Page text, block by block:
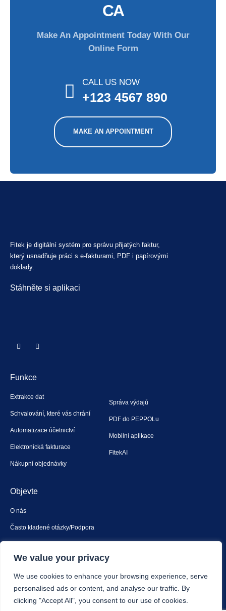
We value your privacy
We use cookies to enhance your browsing experience, serve
personalised ads or content, and analyse our traffic. By
clicking "Accept All", you consent to our use of cookies.
CA
Make An Appointment Today With Our
Online Form
CALL US NOW
+123 4567 890
MAKE AN APPOINTMENT
Fitek je digitální systém pro správu přijatých faktur,
který usnadňuje práci s e-fakturami, PDF i papírovými
doklady.
Stáhněte si aplikaci
Funkce
Extrakce dat
Schvalování, které vás chrání
Automatizace účetnictví
Elektronická fakturace
Nákupní objednávky
Správa výdajů
PDF do PEPPOLu
Mobilní aplikace
FitekAI
Objevte
O nás
Často kladené otázky/Podpora
Bezpečnost a soukromí